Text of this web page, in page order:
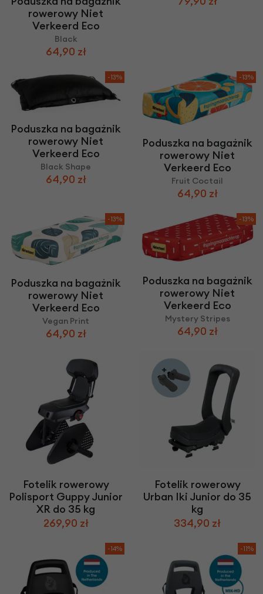
rowerowy Niet
Verkeerd Eco
Black
64,90 zł
-13%
Poduszka na bagażnik
rowerowy Niet
Verkeerd Eco
Black Shape
64,90 zł
-13%
Poduszka na bagażnik
rowerowy Niet
Verkeerd Eco
Fruit Coctail
64,90 zł
-13%
Poduszka na bagażnik
rowerowy Niet
Verkeerd Eco
Vegan Print
64,90 zł
-13%
Poduszka na bagażnik
rowerowy Niet
Verkeerd Eco
Mystery Stripes
64,90 zł
Fotelik rowerowy
Polisport Guppy Junior
XR do 35 kg
269,90 zł
Fotelik rowerowy
Urban Iki Junior do 35
kg
334,90 zł
-14% -11%